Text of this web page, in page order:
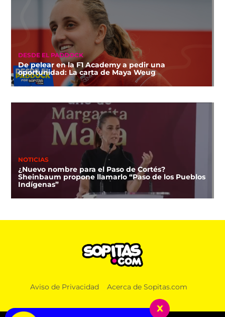
DESDE EL PADDOCK
De pelear en la F1 Academy a pedir una
oportunidad: La carta de Maya Weug
NOTICIAS
¿Nuevo nombre para el Paso de Cortés?
Sheinbaum propone llamarlo “Paso de los Pueblos
Indígenas”
¿Hasta en el INE? Territorium Life también tiene
Aviso de Privacidad Acerca de Sopitas.com
x